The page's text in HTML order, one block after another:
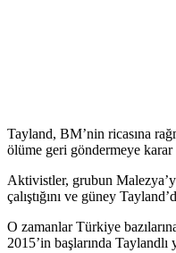
Tayland, BM’nin ricasına
ölüme geri göndermeye karar
Aktivistler, grubun
çalıştığını ve güney
O zamanlar Türkiye
2015’in başlarında